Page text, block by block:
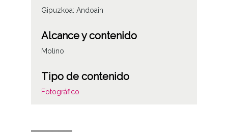
Gipuzkoa: Andoain
Alcance y contenido
Molino
Tipo de contenido
Fotográfico